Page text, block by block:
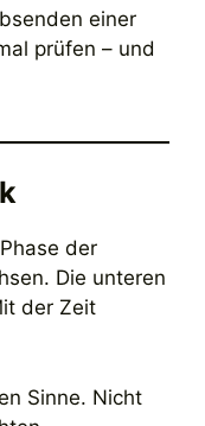
einer
prüfen – und
der
Die unteren
der Zeit
Sinne. Nicht